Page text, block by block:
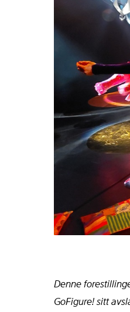
Denne
GoFigure! sitt